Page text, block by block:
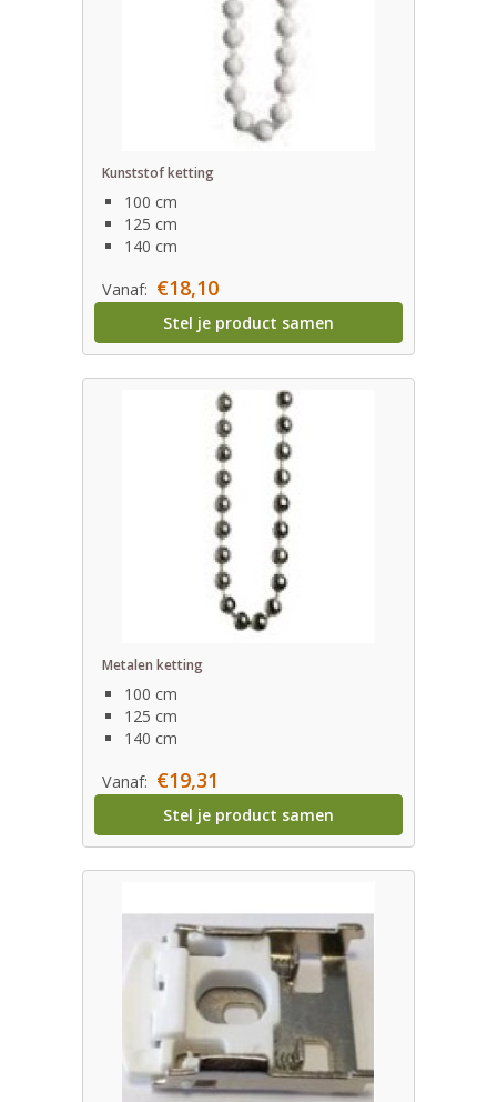
Kunststof ketting
100 cm
125 cm
140 cm
Vanaf: €18,10
Stel je product samen
Metalen ketting
100 cm
125 cm
140 cm
Vanaf: €19,31
Stel je product samen